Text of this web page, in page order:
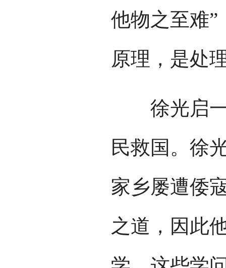
他物之至难
原理，是处
徐光启一
民救国。徐
家乡屡遭倭
之道，因此